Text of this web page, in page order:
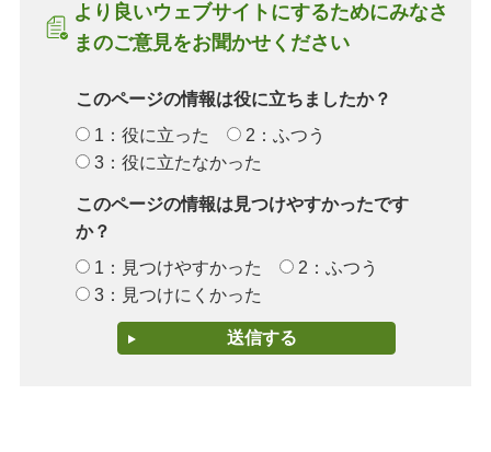
より良いウェブサイトにするためにみなさ
まのご意見をお聞かせください
このページの情報は役に立ちましたか？
1：役に立った
2：ふつう
3：役に立たなかった
このページの情報は見つけやすかったです
か？
1：見つけやすかった
2：ふつう
3：見つけにくかった